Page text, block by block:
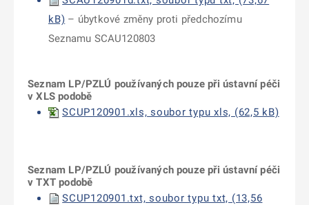
kB) – úbytkové změny proti předchozímu
Seznamu SCAU120803
Seznam LP/PZLÚ používaných pouze při ústavní péči
v XLS podobě
SCUP120901.xls, soubor typu xls, (62,5 kB)
Seznam LP/PZLÚ používaných pouze při ústavní péči
v TXT podobě
SCUP120901.txt, soubor typu txt, (13,56